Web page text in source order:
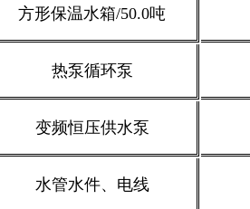
方形保温水箱/50.0吨
热泵循环泵
变频恒压供水泵
水管水件、电线